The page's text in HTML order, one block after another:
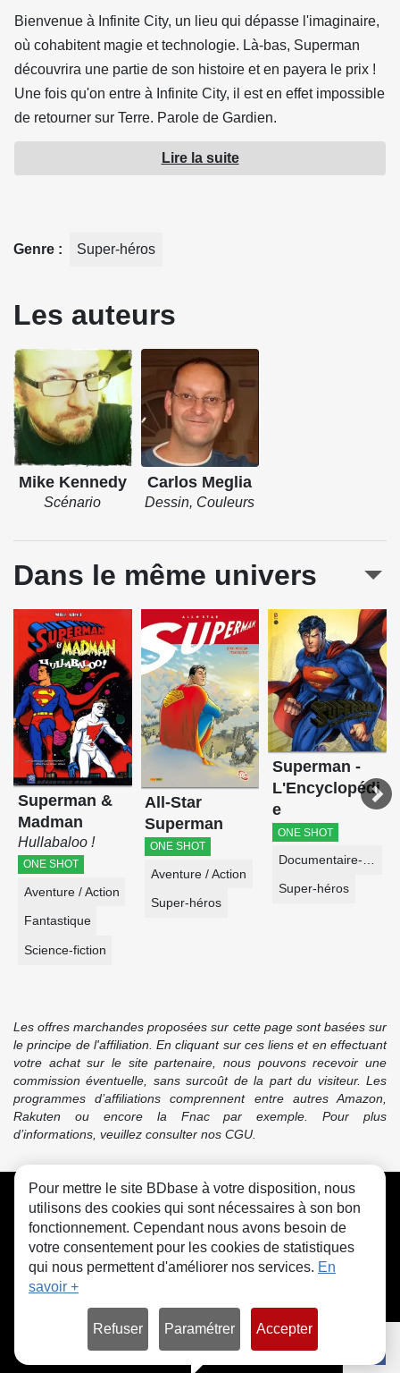
Bienvenue à Infinite City, un lieu qui dépasse l'imaginaire,
où cohabitent magie et technologie. Là-bas, Superman
découvrira une partie de son histoire et en payera le prix !
Une fois qu'on entre à Infinite City, il est en effet impossible
de retourner sur Terre. Parole de Gardien.
Superman : Infinite City est une aventure à part dans
l'univers de Superman. Le scénariste Mike Kennedy et le
Lire la suite
Genre Super-héros
Les auteurs
Mike Kennedy
Scénario
Carlos Meglia
Dessin, Couleurs
Dans le même univers
Superman &
Madman
Hullabaloo !
ONE SHOT
Aventure / Action
Fantastique
Science-fiction
All-Star
Superman
ONE SHOT
Aventure / Action
Super-héros
Superman -
L'Encyclopédi
e
ONE SHOT
Super-héros
Les offres marchandes proposées sur cette page sont basées sur
le principe de l'affiliation. En cliquant sur ces liens et en effectuant
votre achat sur le site partenaire, nous pouvons recevoir une
commission éventuelle, sans surcoût de la part du visiteur. Les
programmes d’affiliations comprennent entre autres Amazon,
Rakuten ou encore la Fnac par exemple. Pour plus
d’informations, veuillez consulter nos CGU.
CGU FAQ Contact Cookies
Pour mettre le site BDbase à votre disposition, nous
utilisons des cookies qui sont nécessaires à son bon
fonctionnement. Cependant nous avons besoin de
votre consentement pour les cookies de statistiques
qui nous permettent d'améliorer nos services. En
savoir +
Refuser Paramétrer Accepter